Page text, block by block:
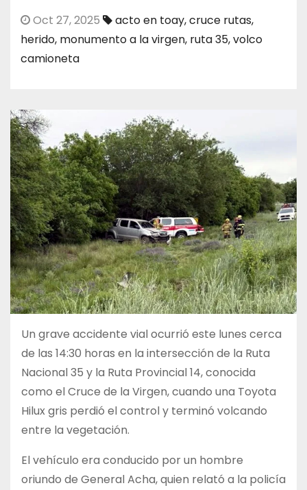
Oct 27, 2025 acto en toay,cruce rutas,
herido, monumento a la virgen, ruta 35,volco
camioneta
Un grave accidente vial ocurrió este lunes cerca
de las 14:30 horas en la intersección de la Ruta
Nacional 35 y la Ruta Provincial 14, conocida
como el Cruce de la Virgen, cuando una Toyota
Hilux gris perdió el control y terminó volcando
entre la vegetación.
El vehículo era conducido por un hombre
oriundo de General Acha, quien relató a la policía